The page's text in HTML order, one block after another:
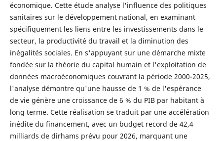
économique. Cette étude analyse l'influence des politiques
sanitaires sur le développement national, en examinant
spécifiquement les liens entre les investissements dans le
secteur, la productivité du travail et la diminution des
inégalités sociales. En s'appuyant sur une démarche mixte
fondée sur la théorie du capital humain et l'exploitation de
données macroéconomiques couvrant la période 2000-2025,
l'analyse démontre qu'une hausse de 1 % de l'espérance
de vie génère une croissance de 6 % du PIB par habitant à
long terme. Cette réalisation se traduit par une accélération
inédite du financement, avec un budget record de 42,4
milliards de dirhams prévu pour 2026, marquant une